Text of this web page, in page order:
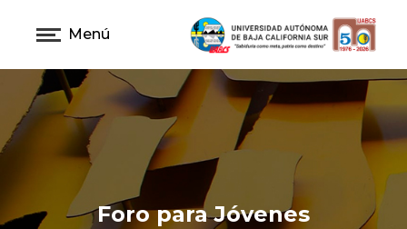
Menú
Foro para Jóvenes